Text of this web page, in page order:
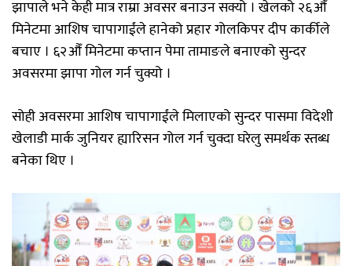
झापाले भने केही मात्र राम्रा अवसर बनाउन सक्यो । खेलको २६औँ
मिनेटमा आशिष चापागाईंले हानेको प्रहार गोलकिपर दीप कार्कीले
बचाए । ६२औँ मिनेटमा कप्तान पेमा तामाङले बनाएको सुन्दर
अवसरमा झापा गोल गर्न चुक्यो ।
सोही अवसरमा आशिष चापागाईंले मिलाएको सुन्दर पासमा विदेशी
खेलाडी मार्क जुनियर ह्यारिसन गोल गर्न चुक्दा घरेलु समर्थक स्तब्ध
बनेका थिए ।